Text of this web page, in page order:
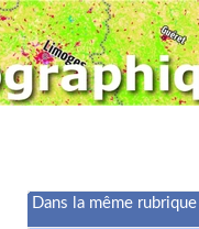
Dans la même rubrique